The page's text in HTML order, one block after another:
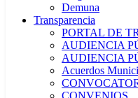
Demuna
Transparencia
PORTAL DE
AUDIENCIA
AUDIENCIA
Acuerdos
CONVENIOS